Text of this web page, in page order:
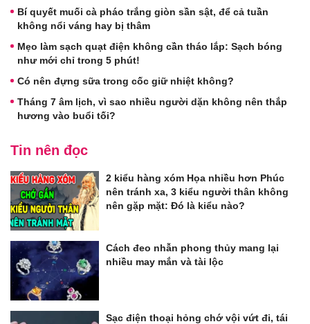
Bí quyết muối cà pháo trắng giòn sần sật, để cả tuần
không nổi váng hay bị thâm
Mẹo làm sạch quạt điện không cần tháo lắp: Sạch bóng
như mới chỉ trong 5 phút!
Có nên đựng sữa trong cốc giữ nhiệt không?
Tháng 7 âm lịch, vì sao nhiều người dặn không nên thắp
hương vào buổi tối?
Tin nên đọc
2 kiểu hàng xóm Họa nhiều hơn Phúc
nên tránh xa, 3 kiểu người thân không
nên gặp mặt: Đó là kiểu nào?
Cách đeo nhẫn phong thủy mang lại
nhiều may mắn và tài lộc
Sạc điện thoại hỏng chớ vội vứt đi, tái